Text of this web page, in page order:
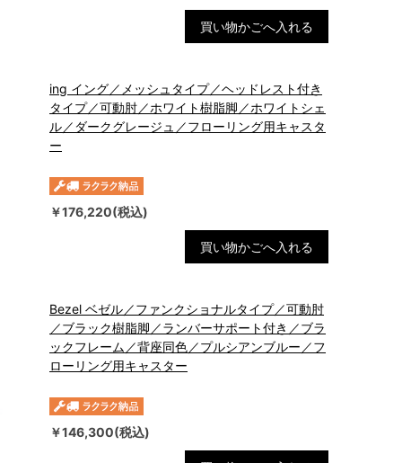
買い物かごへ入れる
ing イング／メッシュタイプ／ヘッドレスト付き
タイプ／可動肘／ホワイト樹脂脚／ホワイトシェ
ル／ダークグレージュ／フローリング用キャスタ
ー
￥176,220(税込)
買い物かごへ入れる
Bezel ベゼル／ファンクショナルタイプ／可動肘
／ブラック樹脂脚／ランバーサポート付き／ブラ
ックフレーム／背座同色／プルシアンブルー／フ
ローリング用キャスター
￥146,300(税込)